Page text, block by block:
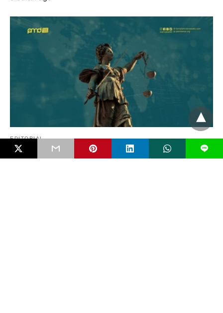
EDITORIAL
Mengenal Bahaya FIMI dan Pentingkah RUU
L